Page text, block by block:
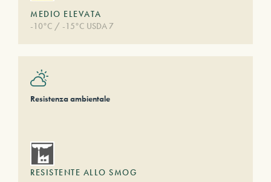
MEDIO ELEVATA
-10°C / -15°C USDA 7
Resistenza ambientale
RESISTENTE ALLO SMOG